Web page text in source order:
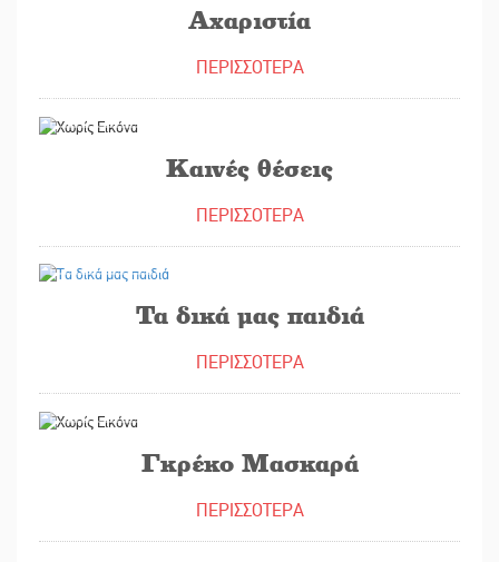
Αχαριστία
ΠΕΡΙΣΣΟΤΕΡΑ
Καινές θέσεις
ΠΕΡΙΣΣΟΤΕΡΑ
Τα δικά μας παιδιά
ΠΕΡΙΣΣΟΤΕΡΑ
Γκρέκο Μασκαρά
ΠΕΡΙΣΣΟΤΕΡΑ